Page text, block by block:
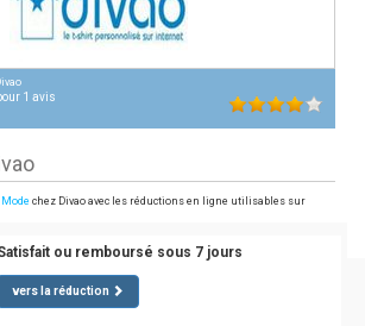
1 avis
chez Divao avec les réductions en ligne utilisables sur
ou remboursé sous 7 jours
vers la réduction